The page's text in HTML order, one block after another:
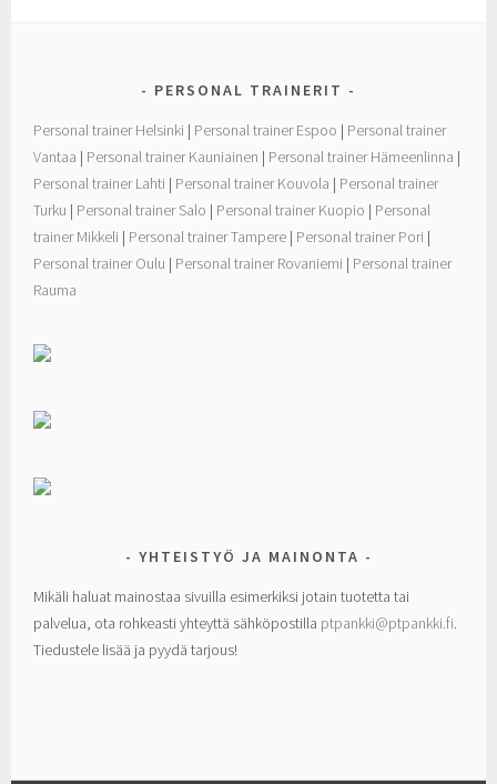
PERSONAL TRAINERIT
Personal trainer Helsinki | Personal trainer Espoo | Personal trainer
Vantaa | Personal trainer Kauniainen | Personal trainer Hämeenlinna |
Personal trainer Lahti | Personal trainer Kouvola | Personal trainer
Turku | Personal trainer Salo | Personal trainer Kuopio | Personal
trainer Mikkeli | Personal trainer Tampere | Personal trainer Pori |
Personal trainer Oulu | Personal trainer Rovaniemi | Personal trainer
Rauma
YHTEISTYÖ JA MAINONTA
Mikäli haluat mainostaa sivuilla esimerkiksi jotain tuotetta tai
palvelua, ota rohkeasti yhteyttä sähköpostilla ptpankki@ptpankki.fi.
Tiedustele lisää ja pyydä tarjous!